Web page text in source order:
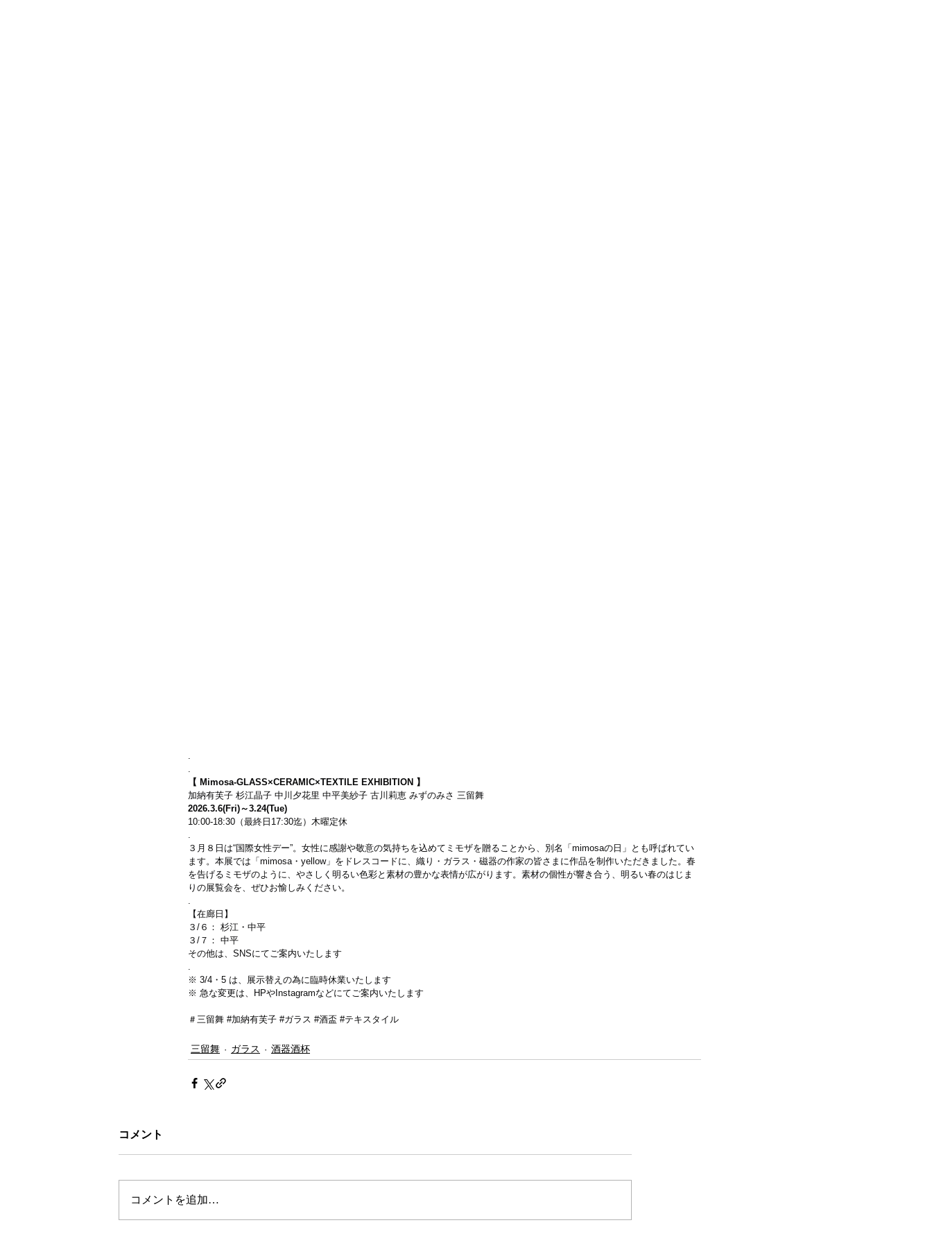
.
.
【 Mimosa-GLASS×CERAMIC×TEXTILE EXHIBITION 】
加納有芙子 杉江晶子 中川夕花里 中平美紗子 古川莉恵 みずのみさ 三留舞
2026.3.6(Fri)～3.24(Tue)
10:00-18:30（最終日17:30迄）木曜定休
.
３月８日は“国際女性デー”。女性に感謝や敬意の気持ちを込めてミモザを贈ることから、別名「mimosaの日」とも呼ばれてい
ます。本展では「mimosa・yellow」をドレスコードに、織り・ガラス・磁器の作家の皆さまに作品を制作いただきました。春
を告げるミモザのように、やさしく明るい色彩と素材の豊かな表情が広がります。素材の個性が響き合う、明るい春のはじま
りの展覧会を、ぜひお愉しみください。
.
【在廊日】
３/６： 杉江・中平
３/７： 中平
その他は、SNSにてご案内いたします
.
※ 3/4・5 は、展示替えの為に臨時休業いたします
※ 急な変更は、HPやInstagramなどにてご案内いたします
＃三留舞 #加納有芙子 #ガラス #酒盃 #テキスタイル
三留舞 ガラス 酒器酒杯
コメント
コメントを追加…